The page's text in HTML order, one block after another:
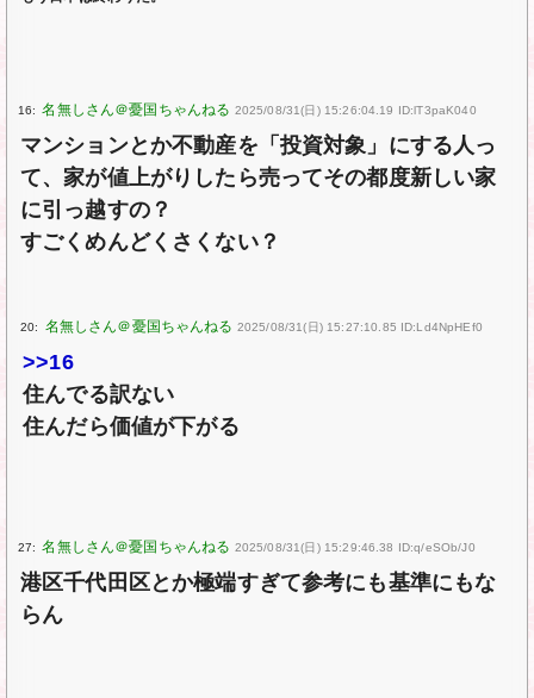
16: 2025/08/31(日) 15:26:04.19 ID:lT3paK040
マンションとか不動産を「投資対象」にする人っ
て、家が値上がりしたら売ってその都度新しい家
に引っ越すの？
すごくめんどくさくない？
20: 2025/08/31(日) 15:27:10.85 ID:Ld4NpHEf0
>>16
住んでる訳ない
住んだら価値が下がる
27: 2025/08/31(日) 15:29:46.38 ID:q/eSOb/J0
港区千代田区とか極端すぎて参考にも基準にもな
らん